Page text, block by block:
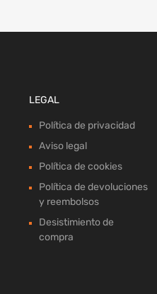
LEGAL
Política de privacidad
Aviso legal
Política de cookies
Política de devoluciones
y reembolsos
Desistimiento de
compra